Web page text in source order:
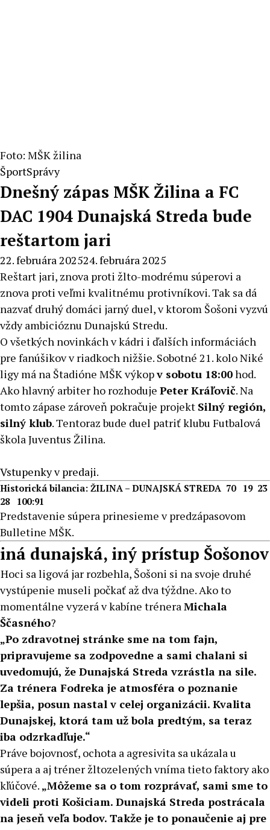
Foto: MŠK žilina
ŠportSprávy
Dnešný zápas MŠK Žilina a FC
DAC 1904 Dunajská Streda bude
reštartom jari
22. februára 202524. februára 2025
Reštart jari, znova proti žlto-modrému súperovi a
znova proti veľmi kvalitnému protivníkovi. Tak sa dá
nazvať druhý domáci jarný duel, v ktorom Šošoni vyzvú
vždy ambicióznu Dunajskú Stredu.
O všetkých novinkách v kádri i ďalších informáciách
pre fanúšikov v riadkoch nižšie. Sobotné 21. kolo Niké
ligy má na Štadióne MŠK výkopv sobotu 18:00hod.
Ako hlavný arbiter ho rozhoduje Peter Kráľovič. Na
tomto zápase zároveň pokračuje projekt Silný región,
silný klub. Tentoraz bude duel patriť klubu Futbalová
škola Juventus Žilina.
Vstupenky v predaji.
Historická bilancia: ŽILINA – DUNAJSKÁ STREDA 70 19 23
28 100:91
Predstavenie súpera prinesieme v predzápasovom
Bulletine MŠK.
iná dunajská, iný prístup Šošonov
Hoci sa ligová jar rozbehla, Šošoni si na svoje druhé
vystúpenie museli počkať až dva týždne. Ako to
momentálne vyzerá v kabíne tréneraMichala
Ščasného?
„Po zdravotnej stránke sme na tom fajn,
pripravujeme sa zodpovedne a sami chalani si
uvedomujú, že Dunajská Streda vzrástla na sile.
Za trénera Fodreka je atmosféra o poznanie
lepšia, posun nastal v celej organizácii. Kvalita
Dunajskej, ktorá tam už bola predtým, sa teraz
iba odzrkadľuje.“
Práve bojovnosť, ochota a agresivita sa ukázala u
súpera a aj tréner žltozelených vníma tieto faktory ako
kľúčové.„Môžeme sa o tom rozprávať, sami sme to
videli proti Košiciam. Dunajská Streda postrácala
na jeseň veľa bodov. Takže je to ponaučenie aj pre